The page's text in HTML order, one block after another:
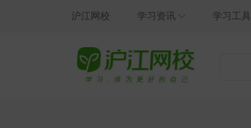
沪江网校 学习资讯 学习工具